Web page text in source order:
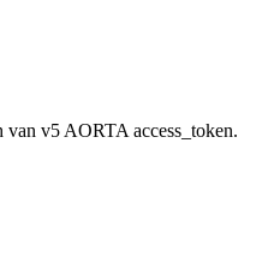
van v5 AORTA access_token.